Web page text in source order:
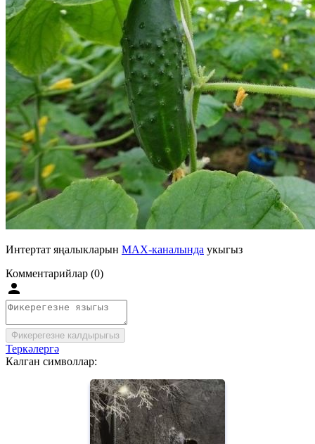
Интертат яңалыкларын MAX-каналында укыгыз
Комментарийлар (0)
Фикерегезне калдырыгыз
Теркәлергә
Калган символлар: